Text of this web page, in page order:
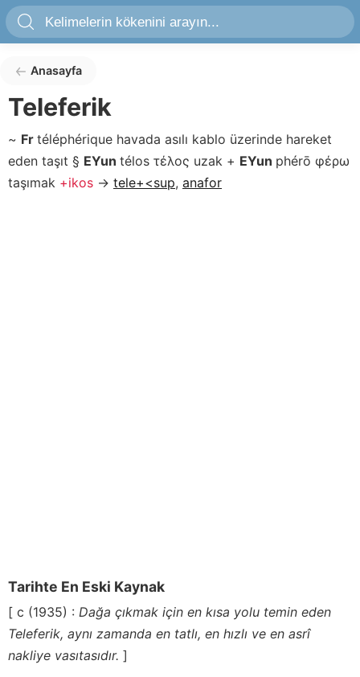
Anasayfa
Teleferik
~ Fr téléphérique havada asılı kablo üzerinde hareket
eden taşıt § EYun télos τέλος uzak + EYun phérō φέρω
taşımak +ikos → tele+<sup, anafor
Tarihte En Eski Kaynak
[ c (1935) : Dağa çıkmak için en kısa yolu temin eden
Teleferik, aynı zamanda en tatlı, en hızlı ve en asrî
nakliye vasıtasıdır. ]